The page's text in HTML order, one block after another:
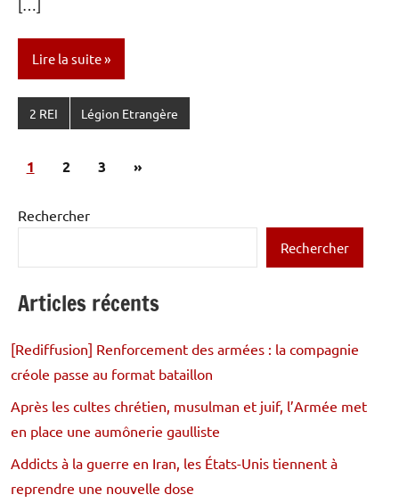
[…]
Lire la suite
2 REI Légion Etrangère
Pagination
publications
1 2 3
Articles
»
Rechercher
Rechercher
Articles récents
[Rediffusion] Renforcement des armées : la compagnie
créole passe au format bataillon
Après les cultes chrétien, musulman et juif, l’Armée met
en place une aumônerie gaulliste
Addicts à la guerre en Iran, les États-Unis tiennent à
reprendre une nouvelle dose